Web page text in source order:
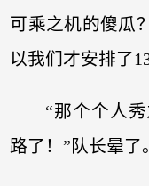
可乘之机的傻瓜
以我们才安排了
“那个个人
路了！”队长晕了